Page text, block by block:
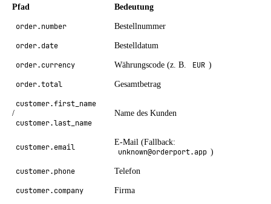
Pfad Bedeutung
order.number Bestellnummer
order.date Bestelldatum
order.currency Währungscode (z. B. EUR )
order.total Gesamtbetrag
customer.first_name
/
customer.last_name
Name des Kunden
customer.email
E-Mail (Fallback:
unknown@orderport.app )
customer.phone Telefon
customer.company Firma